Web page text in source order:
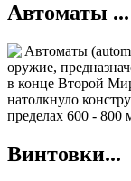
Автоматы ...
Автоматы
оружие,
в конце Второй
натолкнуло
пределах 600 - 800
Винтовки...